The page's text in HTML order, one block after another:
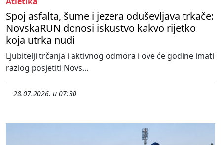
Spoj asfalta, šume i jezera oduševljava trkače:
NovskaRUN donosi iskustvo kakvo rijetko
koja utrka nudi
Ljubitelji trčanja i aktivnog odmora i ove će godine imati
razlog posjetiti Novs...
28.07.2026. u 07:30